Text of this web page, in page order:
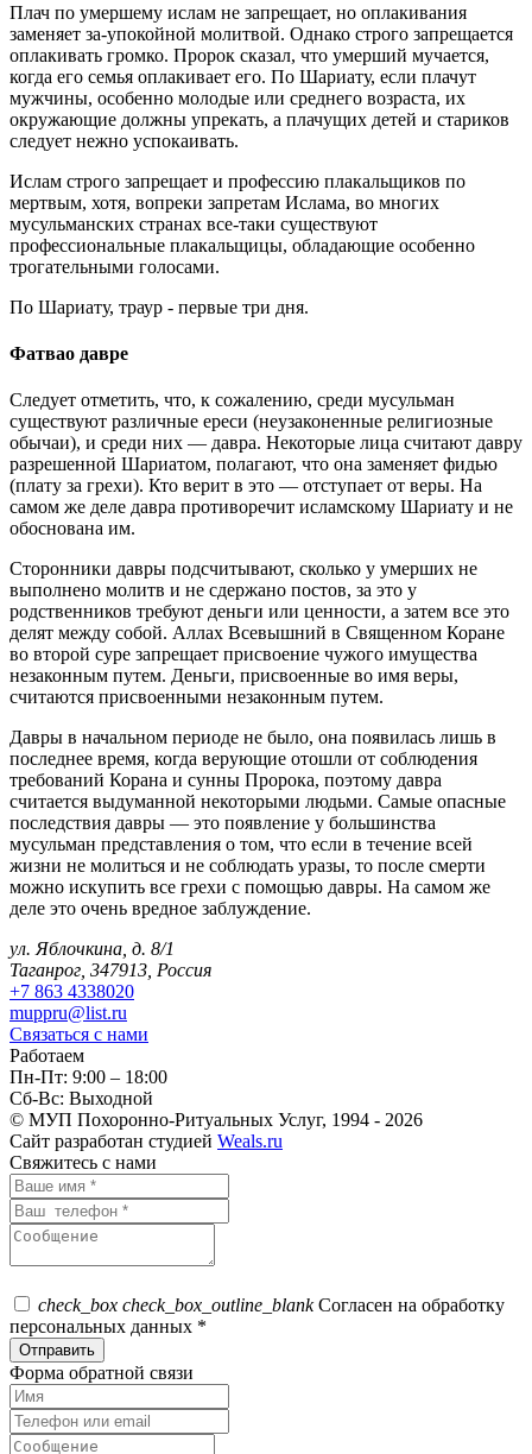
Плач по умершему ислам не запрещает, но оплакивания
заменяет за-упокойной молитвой. Однако строго запрещается
оплакивать громко. Пророк сказал, что умерший мучается,
когда его семья оплакивает его. По Шариату, если плачут
мужчины, особенно молодые или среднего возраста, их
окружающие должны упрекать, а плачущих детей и стариков
следует нежно успокаивать.
Ислам строго запрещает и профессию плакальщиков по
мертвым, хотя, вопреки запретам Ислама, во многих
мусульманских странах все-таки существуют
профессиональные плакальщицы, обладающие особенно
трогательными голосами.
По Шариату, траур - первые три дня.
Фатвао давре
Следует отметить, что, к сожалению, среди мусульман
существуют различные ереси (неузаконенные религиозные
обычаи), и среди них — давра. Некоторые лица считают давру
разрешенной Шариатом, полагают, что она заменяет фидью
(плату за грехи). Кто верит в это — отступает от веры. На
самом же деле давра противоречит исламскому Шариату и не
обоснована им.
Сторонники давры подсчитывают, сколько у умерших не
выполнено молитв и не сдержано постов, за это у
родственников требуют деньги или ценности, а затем все это
делят между собой. Аллах Всевышний в Священном Коране
во второй суре запрещает присвоение чужого имущества
незаконным путем. Деньги, присвоенные во имя веры,
считаются присвоенными незаконным путем.
Давры в начальном периоде не было, она появилась лишь в
последнее время, когда верующие отошли от соблюдения
требований Корана и сунны Пророка, поэтому давра
считается выдуманной некоторыми людьми. Самые опасные
последствия давры — это появление у большинства
мусульман представления о том, что если в течение всей
жизни не молиться и не соблюдать уразы, то после смерти
можно искупить все грехи с помощью давры. На самом же
деле это очень вредное заблуждение.
ул. Яблочкина, д. 8/1
Таганрог, 347913, Россия
+7 863 4338020
muppru@list.ru
Связаться с нами
Работаем
Пн-Пт: 9:00 – 18:00
Сб-Вс: Выходной
© МУП Похоронно-Ритуальных Услуг, 1994 - 2026
Сайт разработан студией Weals.ru
Свяжитесь с нами
check_box check_box_outline_blankСогласен на обработку
персональных данных *
Форма обратной связи